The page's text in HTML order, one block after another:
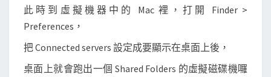
此時到虛擬機器中的 Mac 裡，打開 Finder >
Preferences，
把 Connected servers 設定成要顯示在桌面上後，
桌面上就會跑出一個 Shared Folders 的虛擬磁碟機囉